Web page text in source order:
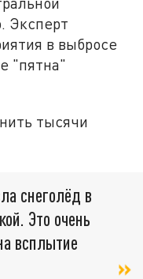
Эксперт
в выбросе
"пятна"
тысячи
снеголёд в
Это очень
всплытие